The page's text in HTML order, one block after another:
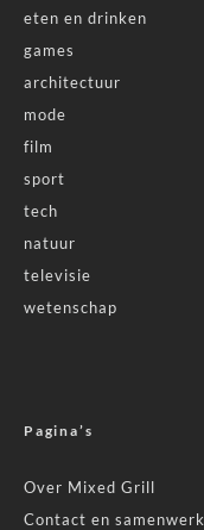
eten en drinken
games
architectuur
mode
film
sport
tech
natuur
televisie
wetenschap
Pagina’s
Over Mixed Grill
Contact en